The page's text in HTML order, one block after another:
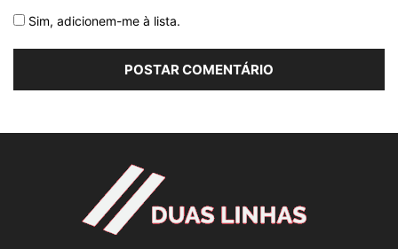
Sim, adicionem-me à lista.